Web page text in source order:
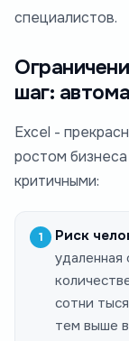
специалистов.
шаг:
Excel -
ростом
критичными:
Риск
удаленная
сотни
тем выше